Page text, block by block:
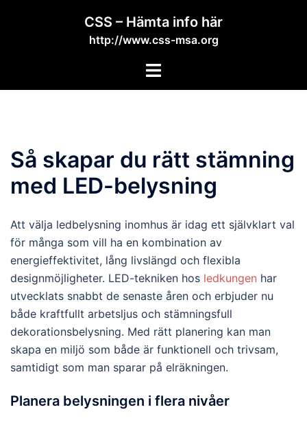
CSS – Hämta info här
http://www.css-msa.org
Toggle
Så skapar du rätt stämning
med LED-belysning
Att välja ledbelysning inomhus är idag ett självklart val
för många som vill ha en kombination av
energieffektivitet, lång livslängd och flexibla
designmöjligheter. LED-tekniken hos ledkungen har
utvecklats snabbt de senaste åren och erbjuder nu
både kraftfullt arbetsljus och stämningsfull
dekorationsbelysning. Med rätt planering kan man
skapa en miljö som både är funktionell och trivsam,
samtidigt som man sparar på elräkningen.
Planera belysningen i flera nivåer